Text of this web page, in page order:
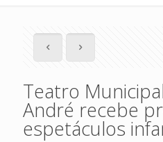
Teatro
André recebe
espetáculos